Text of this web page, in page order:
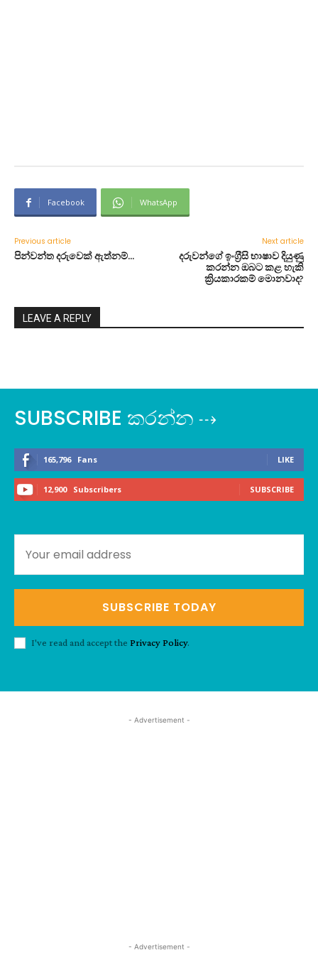
Facebook WhatsApp
Previous article
පින්වන්ත දරුවෙක් ඇත්නම්…
Next article
දරුවන්ගේ ඉංග‍්‍රීසි භාෂාව දියුණු
කරන්න ඔබට කළ හැකි
ක්‍රියකාරකම් මොනවාද?
LEAVE A REPLY
SUBSCRIBE කරන්න ⇢
165,796 Fans LIKE
12,900 Subscribers SUBSCRIBE
SUBSCRIBE TODAY
I've read and accept the Privacy Policy.
- Advertisement -
- Advertisement -